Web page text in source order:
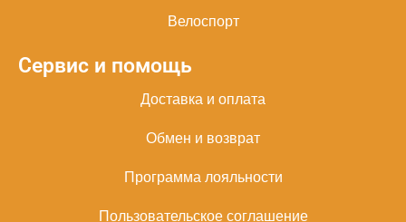
Велоспорт
Сервис и помощь
Доставка и оплата
Обмен и возврат
Программа лояльности
Пользовательское соглашение